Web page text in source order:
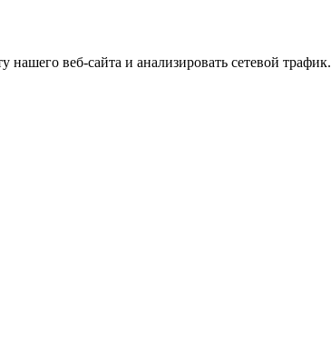
веб-сайта и анализировать сетевой трафик.